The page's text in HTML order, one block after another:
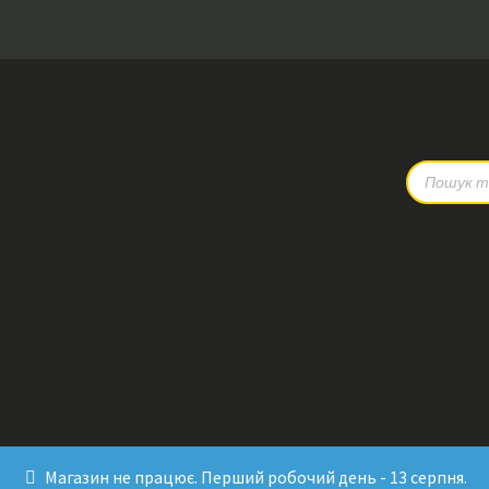
Магазин не працює. Перший робочий день - 13 серпня.
Products
search